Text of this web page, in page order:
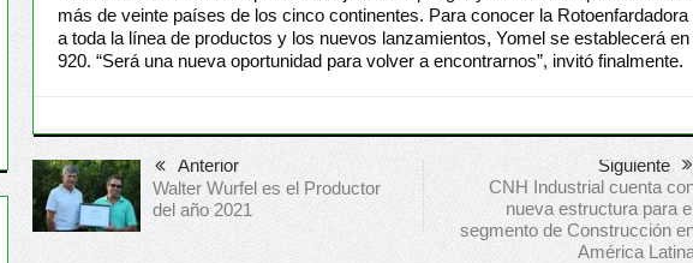
más de veinte países de los cinco continentes. Para conocer la Rotoenfardadora
a toda la línea de productos y los nuevos lanzamientos, Yomel se establecerá
920. “Será una nueva oportunidad para volver a encontrarnos”, invitó finalmente.
Anterior
Walter Wurfel es el Productor
del año 2021
Siguiente
CNH Industrial cuenta
nueva estructura para
segmento de Construcción
América